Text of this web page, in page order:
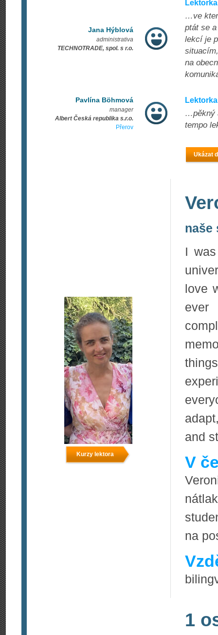
Jana Hýblová
administrativa
TECHNOTRADE, spol. s r.o.
…ve
ptát se
lekcí je
na
Pavlína Böhmová
manager
Albert Česká republika s.r.o.
Přerov
…pěkný
tempo
Ukázat
Kurzy lektora
naše
I
love
ever
and
V
na
1